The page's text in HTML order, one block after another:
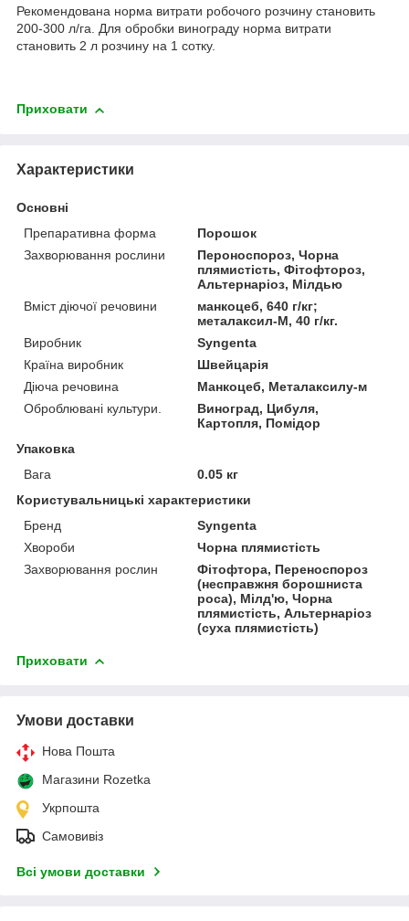
Рекомендована норма витрати робочого розчину становить
200-300 л/га. Для обробки винограду норма витрати
становить 2 л розчину на 1 сотку.
Приховати
Характеристики
Основні
Препаративна форма
Порошок
Захворювання рослини
Пероноспороз, Чорна
плямистість, Фітофтороз,
Альтернаріоз, Мілдью
Вміст діючої речовини
манкоцеб, 640 г/кг;
металаксил-М, 40 г/кг.
Виробник
Syngenta
Країна виробник
Швейцарія
Діюча речовина
Манкоцеб, Металаксилу-м
Оброблювані культури.
Виноград, Цибуля,
Картопля, Помідор
Упаковка
Вага
0.05 кг
Користувальницькі характеристики
Бренд
Syngenta
Хвороби
Чорна плямистість
Захворювання рослин
Фітофтора, Переноспороз
(несправжня борошниста
роса), Мілд'ю, Чорна
плямистість, Альтернаріоз
(суха плямистість)
Приховати
Умови доставки
Нова Пошта
Магазини Rozetka
Укрпошта
Самовивіз
Всі умови доставки